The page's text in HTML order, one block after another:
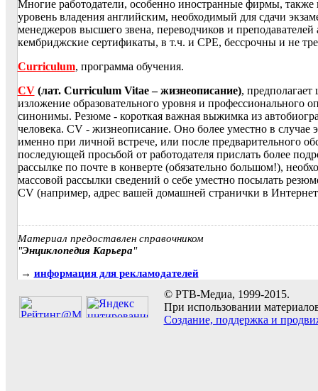
Многие работодатели, особенно иностранные фирмы, также
уровень владения английским, необходимый для сдачи
менеджеров высшего звена, переводчиков и
кембриджские сертификаты, в т.ч. и CPE, бессрочны и не
Curriculum, программа обучения.
CV (лат. Curriculum Vitae – жизнеописание), предполагает
изложение образовательного уровня и профессионального
синонимы. Резюме - короткая важная выжимка из
человека. CV - жизнеописание. Оно более уместно в
именно при личной встрече, или после предварительного
последующей просьбой от работодателя прислать более
рассылке по почте в конверте (обязательно большом!),
массовой рассылки сведений о себе уместно посылать
CV (например, адрес вашей домашней странички в
Материал предоставлен справочником
"Энциклопедия Карьера"
→ информация для рекламодателей
© РТВ-Медиа, 1999-2015.
При использовании
Создание, поддержка и